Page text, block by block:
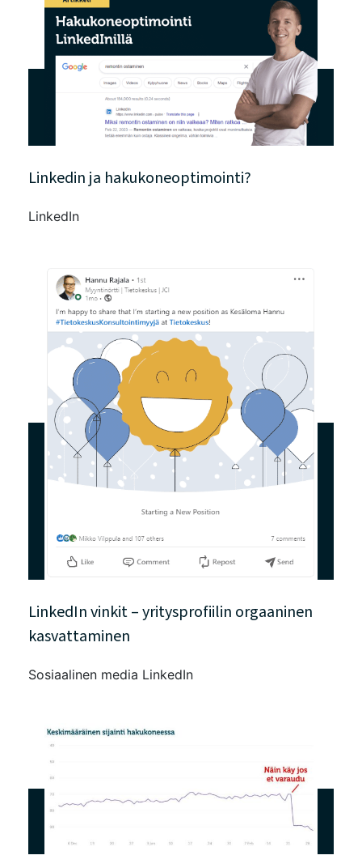
Linkedin ja hakukoneoptimointi?
LinkedIn
LinkedIn vinkit – yritysprofiilin orgaaninen
kasvattaminen
Sosiaalinen media LinkedIn